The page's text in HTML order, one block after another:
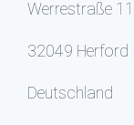
Werrestraße
32049 Herford
Deutschland